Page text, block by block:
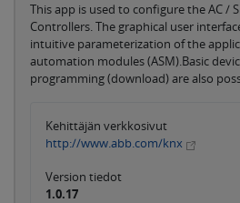
This app is used to configure the AC /
Controllers. The graphical user
intuitive parameterization of the
automation modules (ASM).Basic
programming (download) are also
Kehittäjän verkkosivut
http://www.abb.com/knx
Version tiedot
1.0.17